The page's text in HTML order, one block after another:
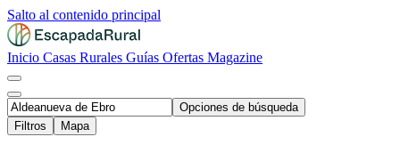
Salto al contenido principal
Inicio Casas Rurales Guías Ofertas Magazine
Opciones de búsqueda
Filtros
Mapa